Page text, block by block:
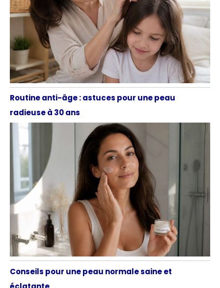
Routine anti-âge : astuces pour une peau
radieuse à 30 ans
Conseils pour une peau normale saine et